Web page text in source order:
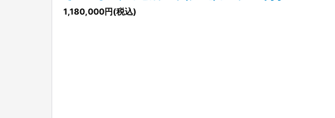
1,180,000円(税込)